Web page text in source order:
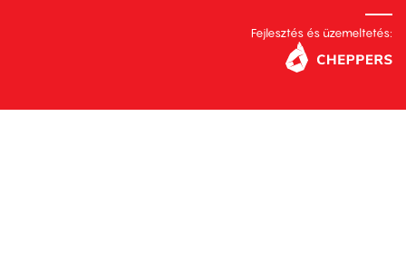
Fejlesztés és üzemeltetés: